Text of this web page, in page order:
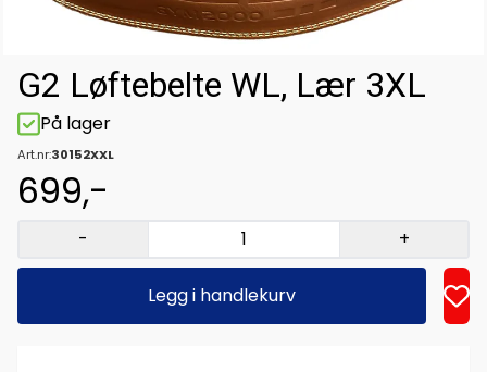
G2 Løftebelte WL, Lær 3XL
På lager
Art.nr:30152XXL
699,-
- +
Legg i handlekurv